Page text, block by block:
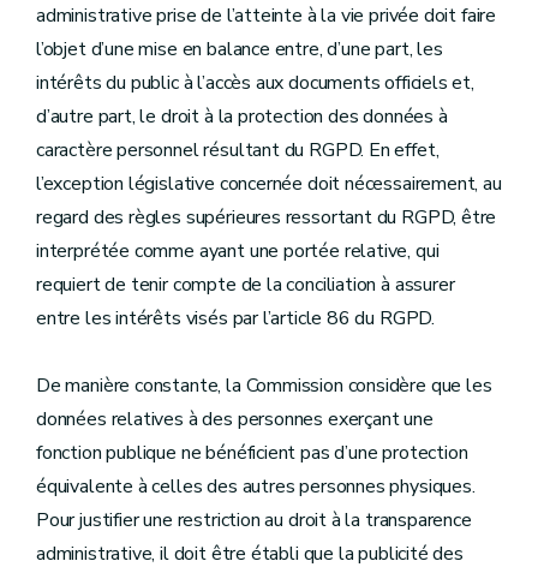
administrative prise de l’atteinte à la vie privée doit faire
l’objet d’une mise en balance entre, d’une part, les
intérêts du public à l’accès aux documents officiels et,
d’autre part, le droit à la protection des données à
caractère personnel résultant du RGPD. En effet,
l’exception législative concernée doit nécessairement, au
regard des règles supérieures ressortant du RGPD, être
interprétée comme ayant une portée relative, qui
requiert de tenir compte de la conciliation à assurer
entre les intérêts visés par l’article 86 du RGPD.
De manière constante, la Commission considère que les
données relatives à des personnes exerçant une
fonction publique ne bénéficient pas d’une protection
équivalente à celles des autres personnes physiques.
Pour justifier une restriction au droit à la transparence
administrative, il doit être établi que la publicité des